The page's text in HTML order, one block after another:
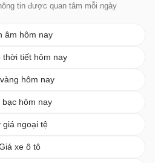
tin được quan tâm mỗi ngày
âm hôm nay
thời tiết hôm nay
hôm nay
bạc hôm nay
giá ngoại tệ
xe ô tô